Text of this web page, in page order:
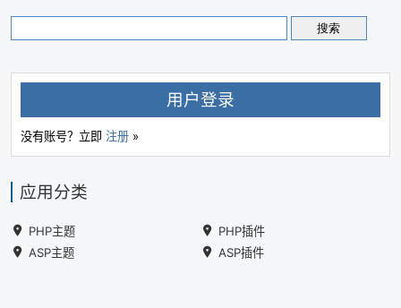
用户登录
没有账号？立即 注册 »
应用分类
PHP主题
PHP插件
ASP主题
ASP插件